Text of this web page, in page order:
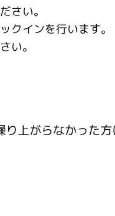
さい。​
クインを行います。
い。
上がらなかった